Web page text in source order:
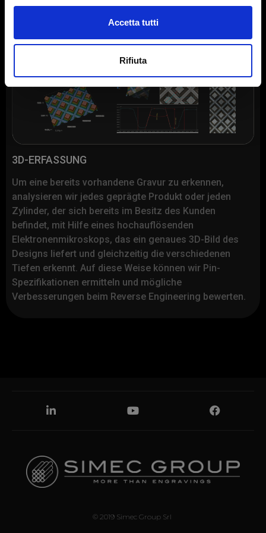
Accetta tutti
Rifiuta
3D-ERFASSUNG
Um eine bereits vorhandene Gravur zu erkennen,
analysieren wir jedes geprägte Produkt oder jeden
Zylinder, der sich bereits im Besitz des Kunden
befindet, mit Hilfe eines hochauflösenden
Elektronenmikroskops, das ein genaues 3D-Bild des
Designs liefert und gleichzeitig die verschiedenen
Tiefen erkennt. Auf diese Weise können wir Pin-
Spezifikationen ermitteln und mögliche
Verbesserungen beim Reverse Engineering bewerten.
© 2019 Simec Group Srl
Website des Unternehmens*
E-mail*
Telefon
Privacy
Mit dieser Information zur Datenverarbeitung